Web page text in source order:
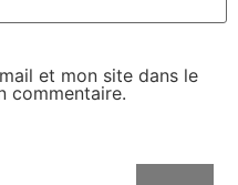
et mon site dans le
commentaire.